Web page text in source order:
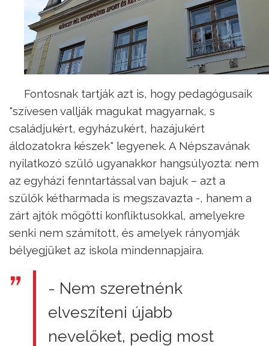
Fontosnak tartják azt is, hogy pedagógusaik
"szívesen vallják magukat magyarnak, s
családjukért, egyházukért, hazájukért
áldozatokra készek" legyenek. A Népszavának
nyilatkozó szülő ugyanakkor hangsúlyozta: nem
az egyházi fenntartással van bajuk – azt a
szülők kétharmada is megszavazta -, hanem a
zárt ajtók mögötti konfliktusokkal, amelyekre
senki nem számított, és amelyek rányomják
bélyegjüket az iskola mindennapjaira.
- Nem szeretnénk
elveszíteni újabb
nevelőket, pedig most